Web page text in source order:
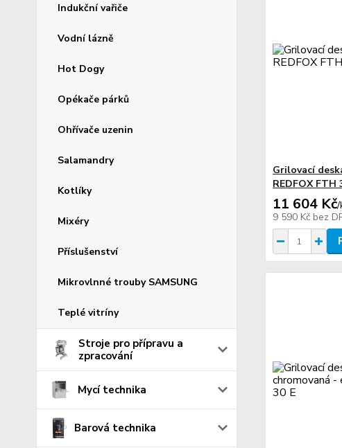
Indukční vařiče
Vodní lázně
Hot Dogy
Opékače párků
Ohřívače uzenin
Salamandry
Kotlíky
Mixéry
Příslušenství
Mikrovlnné trouby SAMSUNG
Teplé vitríny
Stroje pro přípravu a
zpracování
Mycí technika
Barová technika
Grilovací
REDFOX FTH
11 604 Kč/
9 590 Kč bez